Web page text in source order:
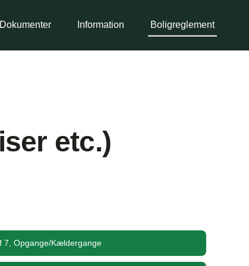
Dokumenter Information Boligreglement
etc.)
7, Opgange/Kældergange